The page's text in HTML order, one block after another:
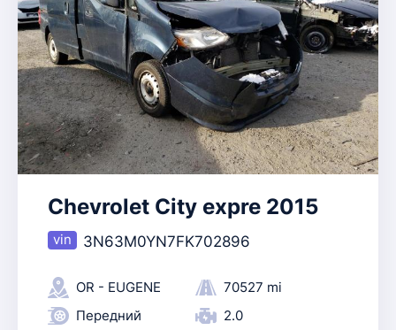
Chevrolet City expre 2015
3N63M0YN7FK702896
OR - EUGENE
70527 mi
Передний
2.0